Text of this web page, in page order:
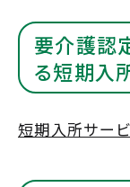
要介護認
る短期入
短期入所サー